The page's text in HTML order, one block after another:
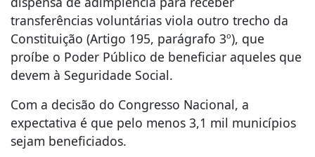
transferências voluntárias viola outro trecho da
Constituição (Artigo 195, parágrafo 3º), que
proíbe o Poder Público de beneficiar aqueles que
devem à Seguridade Social.
Com a decisão do Congresso Nacional, a
expectativa é que pelo menos 3,1 mil municípios
sejam beneficiados.